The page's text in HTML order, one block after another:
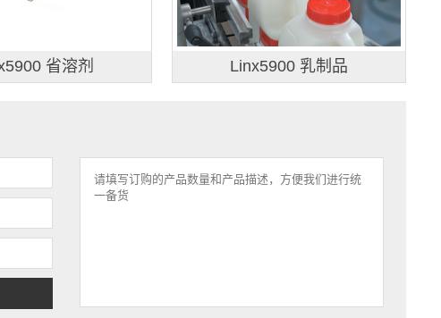
省溶剂 Linx5900 乳制品